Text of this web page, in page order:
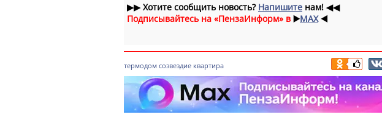
▶▶Хотите сообщить новость? Напишите нам! ◀◀
Подписывайтесь на «ПензаИнформ» в ▶️MAX ◀️
термодом созвездие квартира